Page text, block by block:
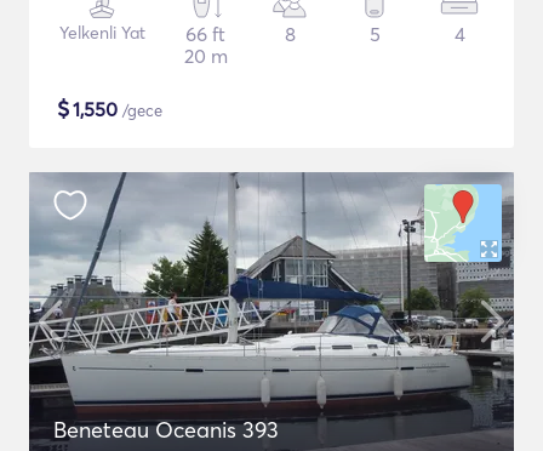
Yelkenli Yat
66 ft
20 m
8 5 4
$1,550 /gece
Beneteau Oceanis 393